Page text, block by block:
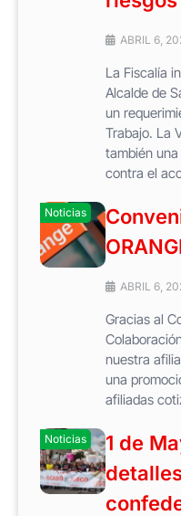
ABRIL 6,
La Fiscalía
Alcalde de
un
Trabajo. La
también
contra el
Noticias
ABRIL 6,
Gracias al
nuestra
una
afiliadas
Noticias
1 de